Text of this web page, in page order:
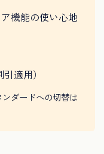
ア機能の使い心地
適用）
ダードへの切替は